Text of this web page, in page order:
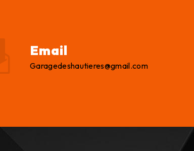
Email
garagedeshautieres@gmail.com